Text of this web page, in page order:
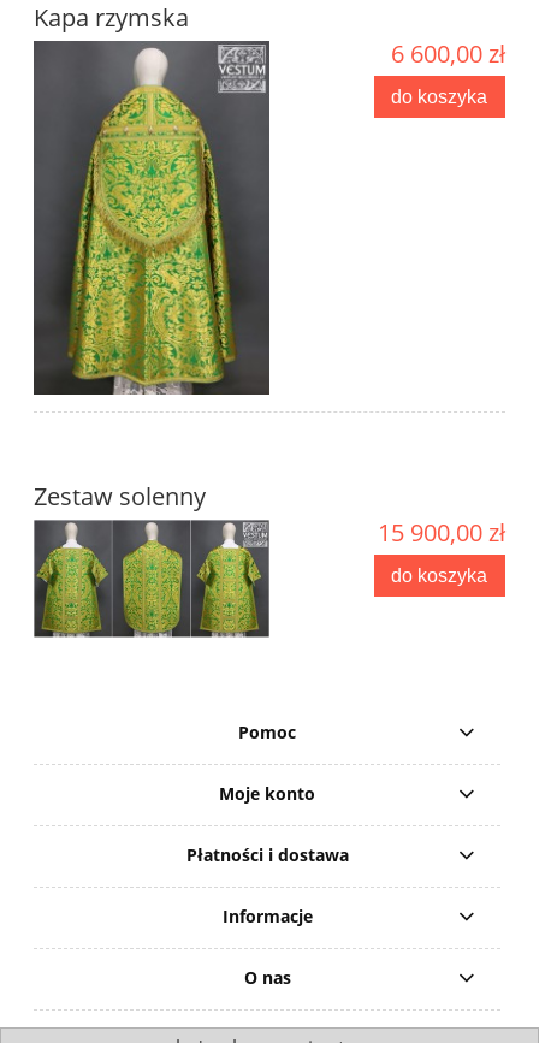
Kapa rzymska
6 600,00 zł
do koszyka
Zestaw solenny
15 900,00 zł
do koszyka
Pomoc
Moje konto
Płatności i dostawa
Informacje
O nas